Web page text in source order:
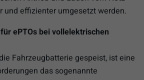
und effizienter umgesetzt werden.
ePTOs bei vollelektrischen
Fahrzeugbatterie gespeist, ist eine
das sogenannte